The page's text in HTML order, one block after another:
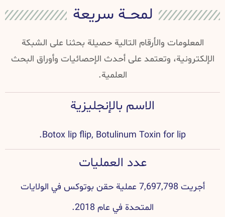
لمحــة سريعة
المعلومات والأرقام التالية حصيلة بحثنا على الشبكة
الإلكترونية، وتعتمد على أحدث الإحصائيات وأوراق البحث
العلمية.
الاسم بالإنجليزية
Botox lip flip, Botulinum Toxin for lip.
عدد العمليات
أجريت 7,697,798 عملية حقن بوتوكس في الولايات
المتحدة في عام 2018.